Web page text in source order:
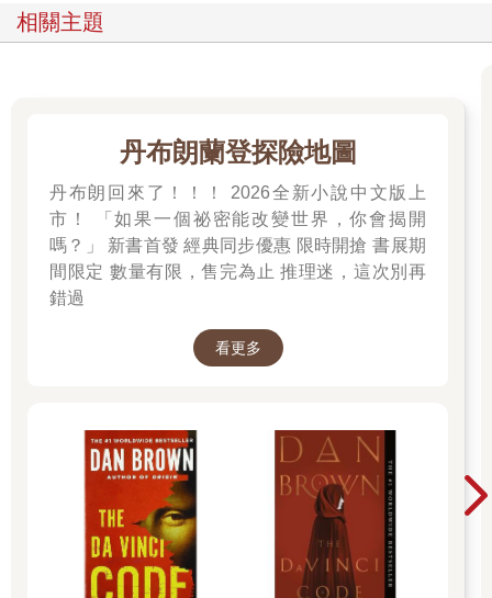
「你手上那是什麼玩意？」
紋。這八人都見過鼻煙壺，所以心裡很是驚異，他們戰戰兢兢地
「對啊，那是什麼，小不點？」
駝子聞言抬頭，嘴巴一動，說話了：「哦，這個啊，這是專門對
付好管閒事的人的。」
駝子瘦巴巴的手伸進鼻煙壺裡，捻了什麼東西吃，可是卻沒有請
食。他就像是捻鼻煙一樣，抹了一小撮在下唇，再伸舌舔掉，舔
才得吃這種甜的東西。」
那群人仍擠在四周，覺得怪怪的，搞不清楚狀況。這種感覺其實
一直沒有散去，只是會被另一種感覺給蓋過：房裡的一種親密感
和模糊的慶典氣氛。這晚在店鋪裡的人分別是：（海斯提．馬
龍，羅伯．卡爾佛．黑爾，默利．萊恩，維林牧師，瑞普．維爾
波恩，亨利．福特．克林普，赫瑞斯．威爾斯）。除了維林牧師
相關主題
丹布朗蘭登探險地圖
丹布朗回來了！！！ 2026全新小說中文版上
市！ 「如果一個祕密能改變世界，你會揭開
嗎？」 新書首發 經典同步優惠 限時開搶 書展期
間限定 數量有限，售完為止 推理迷，這次別再
錯過
看更多